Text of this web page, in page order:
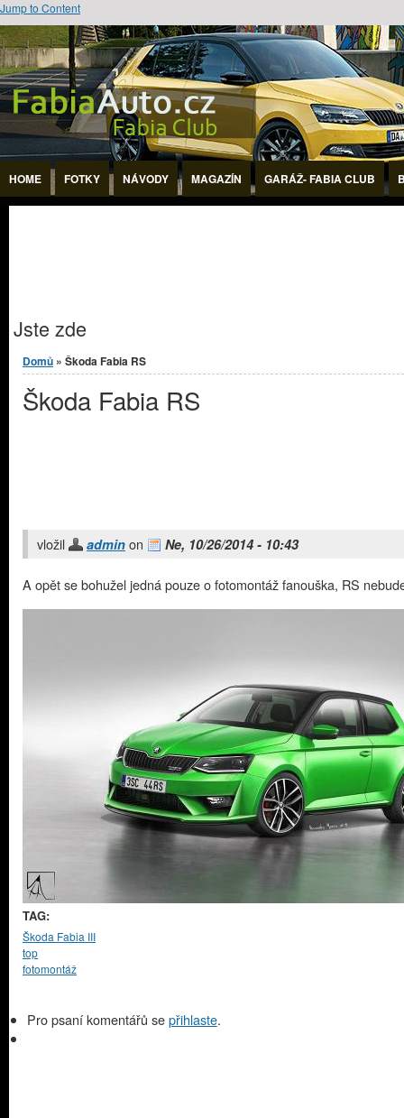
Jump to Content
HOME FOTKY NÁVODY MAGAZÍN GARÁŽ- FABIA CLUB
Jste zde
Domů » Škoda Fabia RS
Škoda Fabia RS
vložil admin on Ne, 10/26/2014 - 10:43
A opět se bohužel jedná pouze o fotomontáž fanouška, RS
TAG:
Škoda Fabia III
top
fotomontáž
Pro psaní komentářů sepřihlaste.